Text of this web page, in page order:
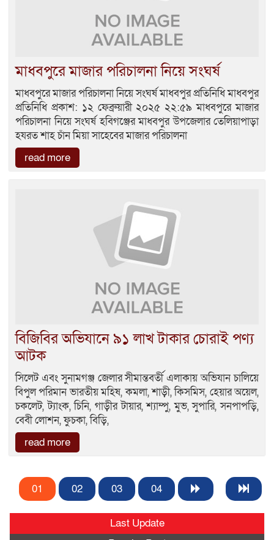
মাধবপুরে মাজার পরিচালনা নিয়ে সংঘর্ষ
মাধবপুরে মাজার পরিচালনা নিয়ে সংঘর্ষ মাধবপুর প্রতিনিধি মাধবপুর
প্রতিনিধি প্রকাশ: ১২ ফেব্রুয়ারী ২০২৫ ২২:৫৯ মাধবপুরে মাজার
পরিচালনা নিয়ে সংঘর্ষ হবিগঞ্জের মাধবপুর উপজেলার তেলিয়াপাড়া
হযরত শাহ চাঁন মিয়া সাহেবের মাজার পরিচালনা
read more
বিজিবির অভিযানে ৯১ লাখ টাকার চোরাই পণ্য
আটক
সিলেট এবং সুনামগঞ্জ জেলার সীমান্তবর্তী এলাকায় অভিযান চালিয়ে
বিপুল পরিমান ভারতীয় মহিষ, কমলা, শাড়ী, কিসমিস, হেয়ার অয়েল,
চকলেট, ট্যাংক, চিনি, গাড়ীর টায়ার, শ্যাম্পু, মুভ, সুপারি, সনপাপড়ি,
বেবী লোশন, ফুচকা, বিড়ি,
read more
01 02 03 04
Last Update